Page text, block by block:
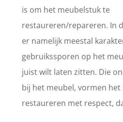
is om het meubelstuk te
restaureren/repareren. In
er namelijk meestal
gebruikssporen op het
juist wilt laten zitten. Die
bij het meubel, vormen het
restaureren met respect,